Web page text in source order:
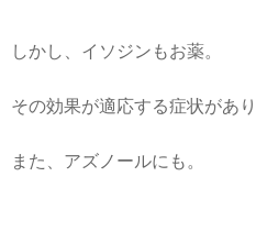
しかし、イソジンもお薬。
その効果が適応する症状があり
また、アズノールにも。